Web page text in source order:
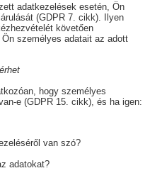
adatkezelések esetén, Ön
(GDPR 7. cikk). Ilyen
követően
személyes adatait az adott
hogy személyes
e (GDPR 15. cikk), és ha igen:
van szó?
adatokat?